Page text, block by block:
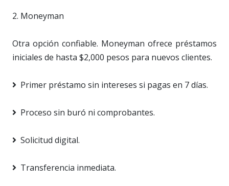
2. Moneyman
Otra opción confiable. Moneyman ofrece préstamos
iniciales de hasta $2,000 pesos para nuevos clientes.
Primer préstamo sin intereses si pagas en 7 días.
Proceso sin buró ni comprobantes.
Solicitud digital.
Transferencia inmediata.